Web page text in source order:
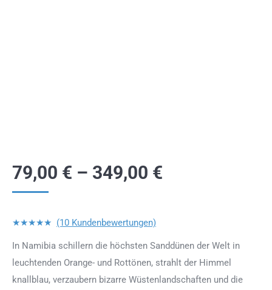
79,00 € – 349,00 €
★★★★★ (10 Kundenbewertungen)
In Namibia schillern die höchsten Sanddünen der Welt in
leuchtenden Orange- und Rottönen, strahlt der Himmel
knallblau, verzaubern bizarre Wüstenlandschaften und die